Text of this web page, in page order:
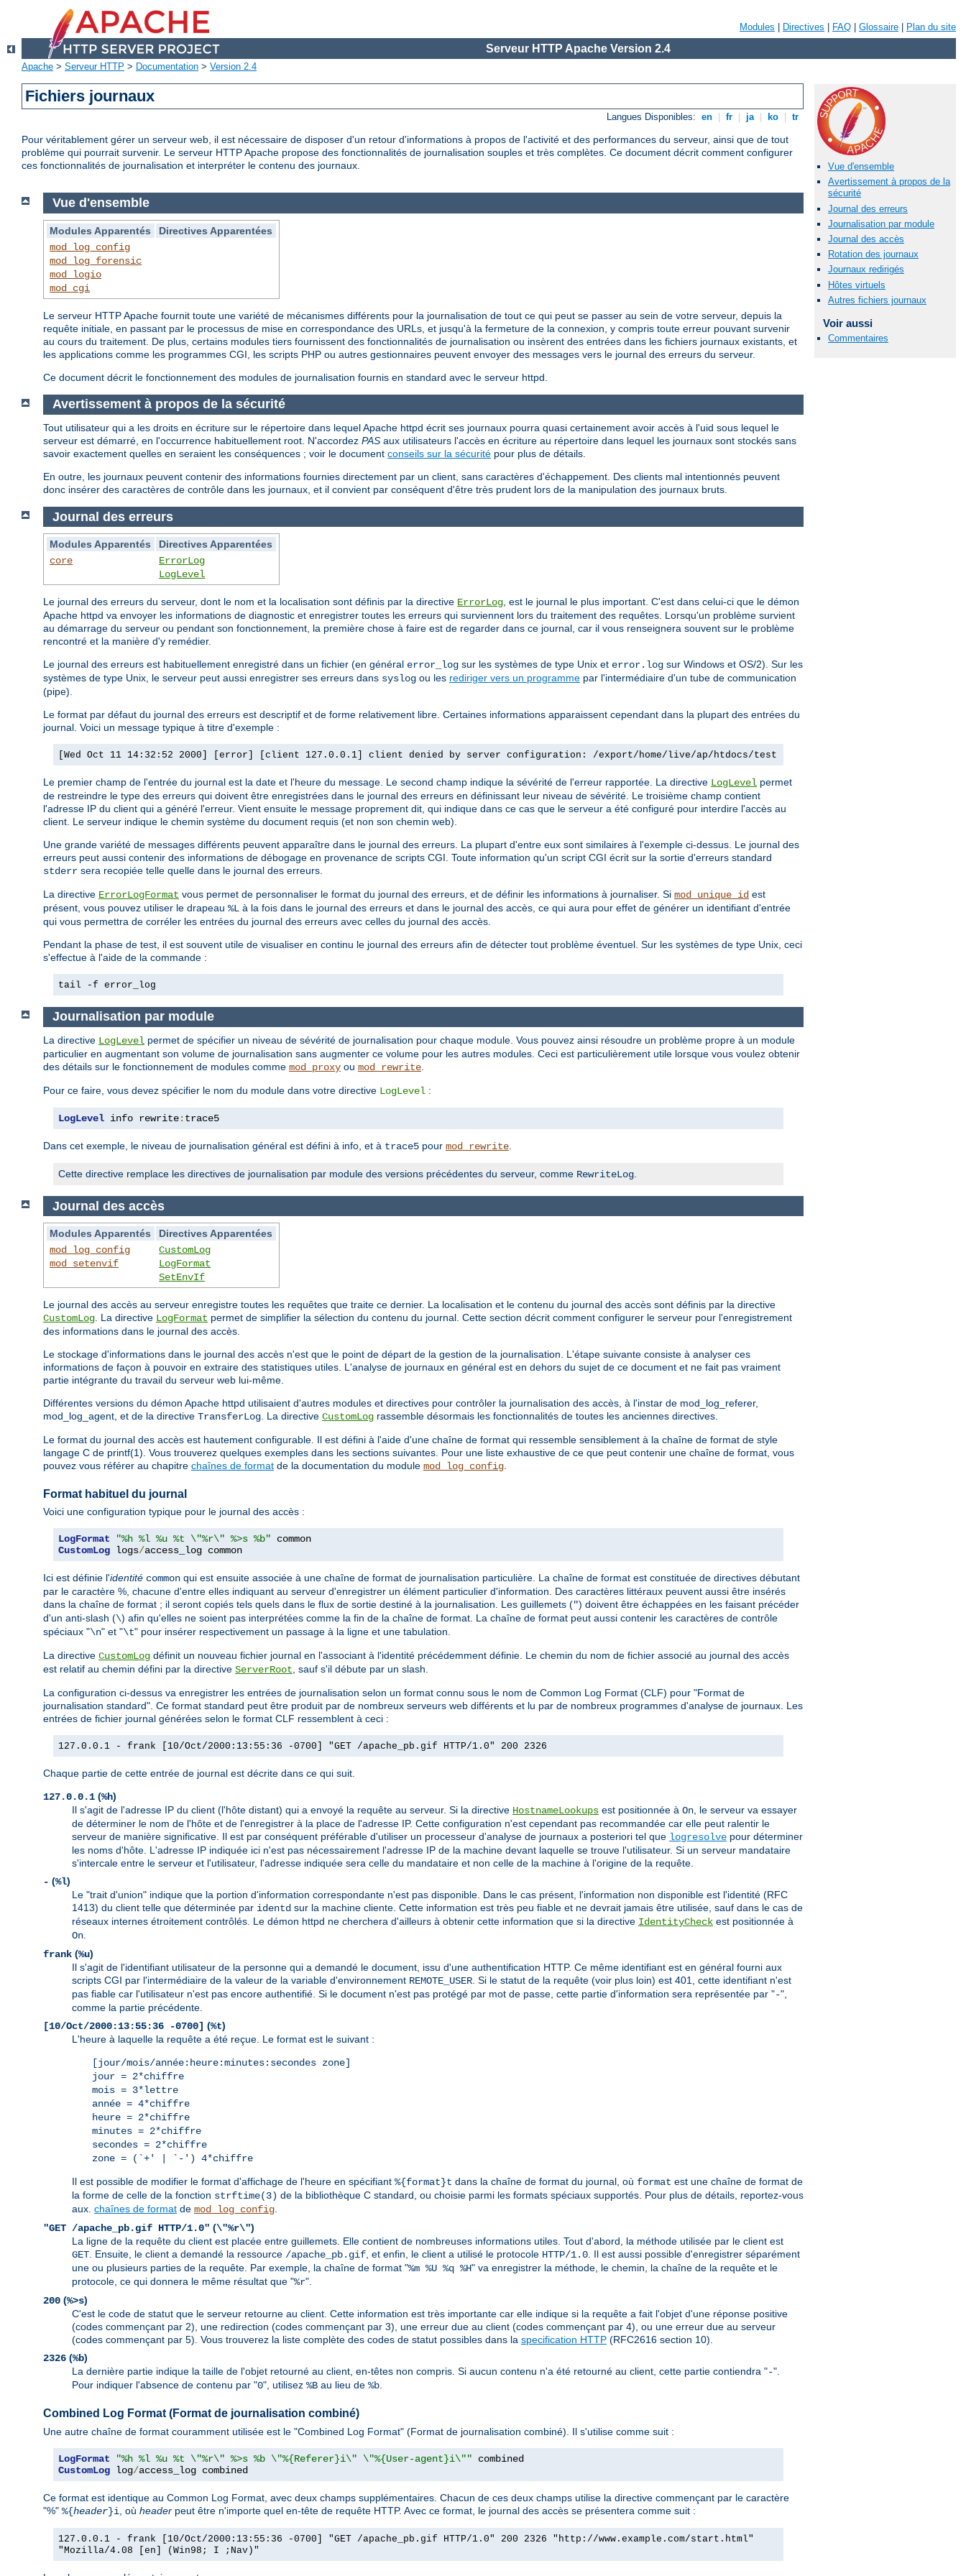
Modules Directives FAQ Glossaire Plan du site
Serveur HTTP Apache Version 2.4
Apache > Serveur HTTP > Documentation > Version 2.4
Fichiers journaux
Langues Disponibles: en fr ja ko tr
Pour véritablement gérer un serveur web, il est nécessaire de disposer d'un retour d'informations à propos de l'activité et des performances du serveur, ainsi que de tout
problème qui pourrait survenir. Le serveur HTTP Apache propose des fonctionnalités de journalisation souples et très complètes. Ce document décrit comment configurer
ces fonctionnalités de journalisation et interpréter le contenu des journaux.
Vue d'ensemble
Avertissement à propos de la
sécurité
Journal des erreurs
Journalisation par module
Journal des accès
Rotation des journaux
Journaux redirigés
Hôtes virtuels
Autres fichiers journaux
Voir aussi
Commentaires
Vue d'ensemble
Modules Apparentés
Directives Apparentées
mod_log_config
mod_log_forensic
mod_logio
mod_cgi
Le serveur HTTP Apache fournit toute une variété de mécanismes différents pour la journalisation de tout ce qui peut se passer au sein de votre serveur, depuis la
requête initiale, en passant par le processus de mise en correspondance des URLs, et jusqu'à la fermeture de la connexion, y compris toute erreur pouvant survenir
au cours du traitement. De plus, certains modules tiers fournissent des fonctionnalités de journalisation ou insèrent des entrées dans les fichiers journaux existants, et
les applications comme les programmes CGI, les scripts PHP ou autres gestionnaires peuvent envoyer des messages vers le journal des erreurs du serveur.
Ce document décrit le fonctionnement des modules de journalisation fournis en standard avec le serveur httpd.
Avertissement à propos de la sécurité
Tout utilisateur qui a les droits en écriture sur le répertoire dans lequel Apache httpd écrit ses journaux pourra quasi certainement avoir accès à l'uid sous lequel le
serveur est démarré, en l'occurrence habituellement root. N'accordez PAS aux utilisateurs l'accès en écriture au répertoire dans lequel les journaux sont stockés sans
savoir exactement quelles en seraient les conséquences ; voir le document conseils sur la sécurité pour plus de détails.
En outre, les journaux peuvent contenir des informations fournies directement par un client, sans caractères d'échappement. Des clients mal intentionnés peuvent
donc insérer des caractères de contrôle dans les journaux, et il convient par conséquent d'être très prudent lors de la manipulation des journaux bruts.
Journal des erreurs
Modules Apparentés
Directives Apparentées
core
ErrorLog
LogLevel
Le journal des erreurs du serveur, dont le nom et la localisation sont définis par la directive ErrorLog, est le journal le plus important. C'est dans celui-ci que le démon
Apache httpd va envoyer les informations de diagnostic et enregistrer toutes les erreurs qui surviennent lors du traitement des requêtes. Lorsqu'un problème survient
au démarrage du serveur ou pendant son fonctionnement, la première chose à faire est de regarder dans ce journal, car il vous renseignera souvent sur le problème
rencontré et la manière d'y remédier.
Le journal des erreurs est habituellement enregistré dans un fichier (en général error_log sur les systèmes de type Unix et error.log sur Windows et OS/2). Sur les
systèmes de type Unix, le serveur peut aussi enregistrer ses erreurs dans syslog ou les rediriger vers un programme par l'intermédiaire d'un tube de communication
(pipe).
Le format par défaut du journal des erreurs est descriptif et de forme relativement libre. Certaines informations apparaissent cependant dans la plupart des entrées du
journal. Voici un message typique à titre d'exemple :
[Wed Oct 11 14:32:52 2000] [error] [client 127.0.0.1] client denied by server configuration: /export/home/live/ap/htdocs/test
Le premier champ de l'entrée du journal est la date et l'heure du message. Le second champ indique la sévérité de l'erreur rapportée. La directive LogLevel permet
de restreindre le type des erreurs qui doivent être enregistrées dans le journal des erreurs en définissant leur niveau de sévérité. Le troisième champ contient
l'adresse IP du client qui a généré l'erreur. Vient ensuite le message proprement dit, qui indique dans ce cas que le serveur a été configuré pour interdire l'accès au
client. Le serveur indique le chemin système du document requis (et non son chemin web).
Une grande variété de messages différents peuvent apparaître dans le journal des erreurs. La plupart d'entre eux sont similaires à l'exemple ci-dessus. Le journal des
erreurs peut aussi contenir des informations de débogage en provenance de scripts CGI. Toute information qu'un script CGI écrit sur la sortie d'erreurs standard
stderr sera recopiée telle quelle dans le journal des erreurs.
La directive ErrorLogFormat vous permet de personnaliser le format du journal des erreurs, et de définir les informations à journaliser. Si mod_unique_id est
présent, vous pouvez utiliser le drapeau %L à la fois dans le journal des erreurs et dans le journal des accès, ce qui aura pour effet de générer un identifiant d'entrée
qui vous permettra de corréler les entrées du journal des erreurs avec celles du journal des accès.
Pendant la phase de test, il est souvent utile de visualiser en continu le journal des erreurs afin de détecter tout problème éventuel. Sur les systèmes de type Unix, ceci
s'effectue à l'aide de la commande :
tail -f error_log
Journalisation par module
La directive LogLevel permet de spécifier un niveau de sévérité de journalisation pour chaque module. Vous pouvez ainsi résoudre un problème propre à un module
particulier en augmentant son volume de journalisation sans augmenter ce volume pour les autres modules. Ceci est particulièrement utile lorsque vous voulez obtenir
des détails sur le fonctionnement de modules comme mod_proxy ou mod_rewrite
Pour ce faire, vous devez spécifier le nom du module dans votre directive LogLevel :
LogLevel info rewrite: trace5
Dans cet exemple, le niveau de journalisation général est défini à info, et à trace5 pour mod_rewrite
Cette directive remplace les directives de journalisation par module des versions précédentes du serveur, comme RewriteLog
Journal des accès
Modules Apparentés
Directives Apparentées
mod_log_config
mod_setenvif
CustomLog
LogFormat
SetEnvIf
Le journal des accès au serveur enregistre toutes les requêtes que traite ce dernier. La localisation et le contenu du journal des accès sont définis par la directive
CustomLog. La directive LogFormat permet de simplifier la sélection du contenu du journal. Cette section décrit comment configurer le serveur pour l'enregistrement
des informations dans le journal des accès.
Le stockage d'informations dans le journal des accès n'est que le point de départ de la gestion de la journalisation. L'étape suivante consiste à analyser ces
informations de façon à pouvoir en extraire des statistiques utiles. L'analyse de journaux en général est en dehors du sujet de ce document et ne fait pas vraiment
partie intégrante du travail du serveur web lui-même.
Différentes versions du démon Apache httpd utilisaient d'autres modules et directives pour contrôler la journalisation des accès, à l'instar de mod_log_referer,
mod_log_agent, et de la directive TransferLog. La directive CustomLog rassemble désormais les fonctionnalités de toutes les anciennes directives.
Le format du journal des accès est hautement configurable. Il est défini à l'aide d'une chaîne de format qui ressemble sensiblement à la chaîne de format de style
langage C de printf(1). Vous trouverez quelques exemples dans les sections suivantes. Pour une liste exhaustive de ce que peut contenir une chaîne de format, vous
pouvez vous référer au chapitre chaînes de format de la documentation du module mod_log_config.
Format habituel du journal
Voici une configuration typique pour le journal des accès :
LogFormat "%h %l %u %t \"%r\" %>s %b"
CustomLog logs/access_log common
Ici est définie l'identité common qui est ensuite associée à une chaîne de format de journalisation particulière. La chaîne de format est constituée de directives débutant
par le caractère %, chacune d'entre elles indiquant au serveur d'enregistrer un élément particulier d'information. Des caractères littéraux peuvent aussi être insérés
dans la chaîne de format ; il seront copiés tels quels dans le flux de sortie destiné à la journalisation. Les guillemets (") doivent être échappées en les faisant précéder
d'un anti-slash (\) afin qu'elles ne soient pas interprétées comme la fin de la chaîne de format. La chaîne de format peut aussi contenir les caractères de contrôle
spéciaux "\n" et "\t" pour insérer respectivement un passage à la ligne et une tabulation.
La directive CustomLog définit un nouveau fichier journal en l'associant à l'identité précédemment définie. Le chemin du nom de fichier associé au journal des accès
est relatif au chemin défini par la directive ServerRoot, sauf s'il débute par un slash.
La configuration ci-dessus va enregistrer les entrées de journalisation selon un format connu sous le nom de Common Log Format (CLF) pour "Format de
journalisation standard". Ce format standard peut être produit par de nombreux serveurs web différents et lu par de nombreux programmes d'analyse de journaux. Les
entrées de fichier journal générées selon le format CLF ressemblent à ceci :
127.0.0.1 - frank [10/Oct/2000:13:55:36 -0700] "GET /apache_pb.gif HTTP/1.0" 200 2326
Chaque partie de cette entrée de journal est décrite dans ce qui suit.
127.0.0.1 (%h)
Il s'agit de l'adresse IP du client (l'hôte distant) qui a envoyé la requête au serveur. Si la directive HostnameLookups est positionnée à On, le serveur va essayer
de déterminer le nom de l'hôte et de l'enregistrer à la place de l'adresse IP. Cette configuration n'est cependant pas recommandée car elle peut ralentir le
serveur de manière significative. Il est par conséquent préférable d'utiliser un processeur d'analyse de journaux a posteriori tel que logresolve pour déterminer
les noms d'hôte. L'adresse IP indiquée ici n'est pas nécessairement l'adresse IP de la machine devant laquelle se trouve l'utilisateur. Si un serveur mandataire
s'intercale entre le serveur et l'utilisateur, l'adresse indiquée sera celle du mandataire et non celle de la machine à l'origine de la requête.
- (%l)
Le "trait d'union" indique que la portion d'information correspondante n'est pas disponible. Dans le cas présent, l'information non disponible est l'identité (RFC
1413) du client telle que déterminée par identd sur la machine cliente. Cette information est très peu fiable et ne devrait jamais être utilisée, sauf dans le cas de
réseaux internes étroitement contrôlés. Le démon httpd ne cherchera d'ailleurs à obtenir cette information que si la directive IdentityCheck est positionnée à
On.
frank (%u)
Il s'agit de l'identifiant utilisateur de la personne qui a demandé le document, issu d'une authentification HTTP. Ce même identifiant est en général fourni aux
scripts CGI par l'intermédiaire de la valeur de la variable d'environnement REMOTE_USER. Si le statut de la requête (voir plus loin) est 401, cette identifiant n'est
pas fiable car l'utilisateur n'est pas encore authentifié. Si le document n'est pas protégé par mot de passe, cette partie d'information sera représentée par "-",
comme la partie précédente.
[10/Oct/2000:13:55:36 -0700] (%t)
L'heure à laquelle la requête a été reçue. Le format est le suivant :
[jour/mois/année:heure:minutes:secondes zone]
jour = 2*chiffre
mois = 3*lettre
année = 4*chiffre
heure = 2*chiffre
minutes = 2*chiffre
secondes = 2*chiffre
zone = (`+' | `-') 4*chiffre
Il est possible de modifier le format d'affichage de l'heure en spécifiant %{format}t dans la chaîne de format du journal, où format est une chaîne de format de
la forme de celle de la fonction strftime(3) de la bibliothèque C standard, ou choisie parmi les formats spéciaux supportés. Pour plus de détails, reportez-vous
aux. chaînes de format de mod_log_config.
"GET /apache_pb.gif HTTP/1.0" (\"%r\")
La ligne de la requête du client est placée entre guillemets. Elle contient de nombreuses informations utiles. Tout d'abord, la méthode utilisée par le client est
GET. Ensuite, le client a demandé la ressource /apache_pb.gif, et enfin, le client a utilisé le protocole HTTP/1.0. Il est aussi possible d'enregistrer séparément
une ou plusieurs parties de la requête. Par exemple, la chaîne de format "%m %U %q %H" va enregistrer la méthode, le chemin, la chaîne de la requête et le
protocole, ce qui donnera le même résultat que "%r".
200 (%>s)
C'est le code de statut que le serveur retourne au client. Cette information est très importante car elle indique si la requête a fait l'objet d'une réponse positive
(codes commençant par 2), une redirection (codes commençant par 3), une erreur due au client (codes commençant par 4), ou une erreur due au serveur
(codes commençant par 5). Vous trouverez la liste complète des codes de statut possibles dans la specification HTTP (RFC2616 section 10).
2326 (%b)
La dernière partie indique la taille de l'objet retourné au client, en-têtes non compris. Si aucun contenu n'a été retourné au client, cette partie contiendra "-".
Pour indiquer l'absence de contenu par "0", utilisez %B au lieu de %b.
Combined Log Format (Format de journalisation combiné)
Une autre chaîne de format couramment utilisée est le "Combined Log Format" (Format de journalisation combiné). Il s'utilise comme suit :
LogFormat "%h %l %u %t \"%r\" %>s %b \"%{Referer}i\" \"%{User-agent}i\""
CustomLog log/access_log combined
Ce format est identique au Common Log Format, avec deux champs supplémentaires. Chacun de ces deux champs utilise la directive commençant par le caractère
"%" %{header}i , où header peut être n'importe quel en-tête de requête HTTP. Avec ce format, le journal des accès se présentera comme suit :
127.0.0.1 - frank [10/Oct/2000:13:55:36 -0700] "GET /apache_pb.gif HTTP/1.0" 200 2326 "http://www.example.com/start.html"
"Mozilla/4.08 [en] (Win98; I ;Nav)"